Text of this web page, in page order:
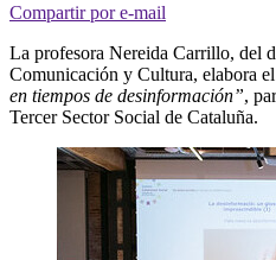
Compartir por e-mail
La profesora Nereida Carrillo, del
Comunicación y Cultura, elabora
en tiempos de desinformación”,
Tercer Sector Social de Cataluña.